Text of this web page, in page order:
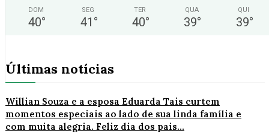
DOM
40°
SEG
41 °
TER
40°
QUA
39°
QUI
39°
Últimas notícias
Willian Souza e a esposa Eduarda Tais curtem
momentos especiais ao lado de sua linda família e
com muita alegria. Feliz dia dos pais...